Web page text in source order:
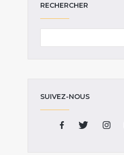
RECHERCHER
SUIVEZ-NOUS